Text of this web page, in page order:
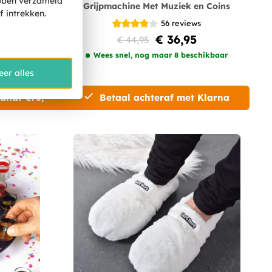
Grijpmachine Met Muziek en Coins
56 reviews
€ 36,95
€ 44,95
Wees snel, nog maar 8 beschikbaar
€75,- Betaal achteraf met Klarna
intrekken.
alles